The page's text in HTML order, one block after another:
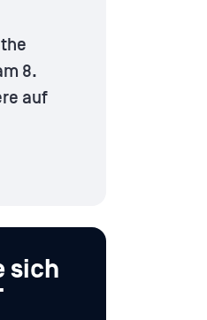
8.
auf
sich